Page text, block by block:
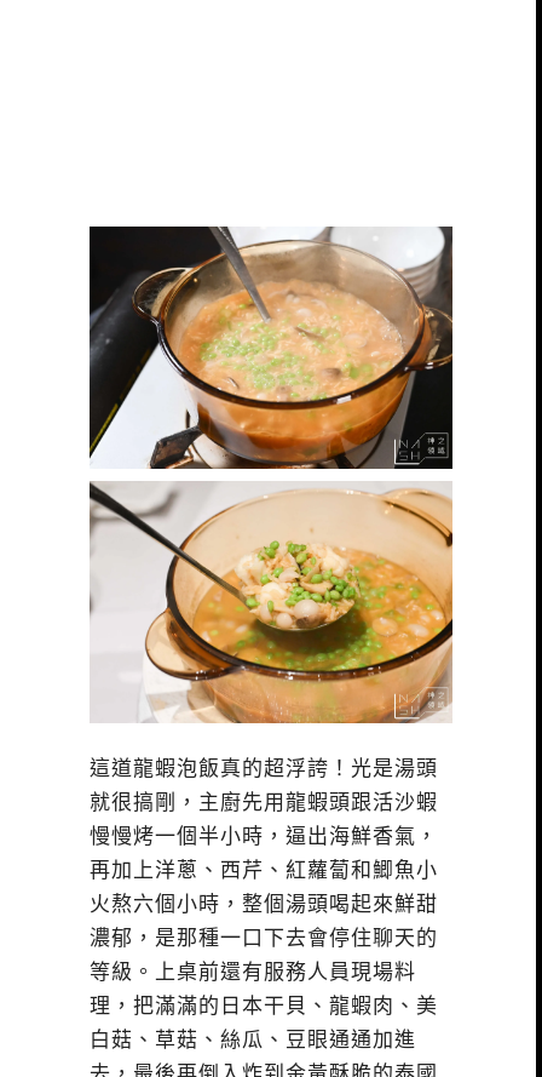
這道龍蝦泡飯真的超浮誇！光是湯頭
就很搞剛，主廚先用龍蝦頭跟活沙蝦
慢慢烤一個半小時，逼出海鮮香氣，
再加上洋蔥、西芹、紅蘿蔔和鯽魚小
火熬六個小時，整個湯頭喝起來鮮甜
濃郁，是那種一口下去會停住聊天的
等級。上桌前還有服務人員現場料
理，把滿滿的日本干貝、龍蝦肉、美
白菇、草菇、絲瓜、豆眼通通加進